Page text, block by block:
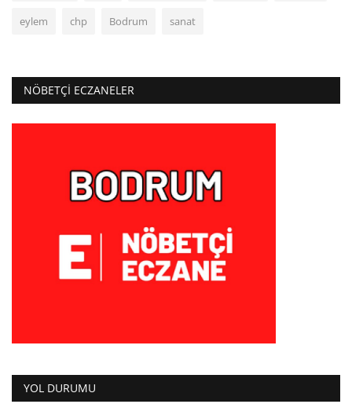
eylem chp Bodrum sanat
NÖBETÇI ECZANELER
YOL DURUMU